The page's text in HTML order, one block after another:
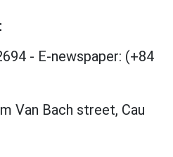
- E-newspaper: (+84
Van Bach street, Cau